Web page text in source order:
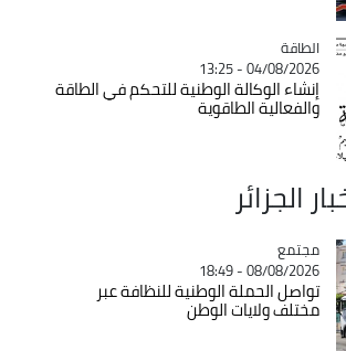
Catégorie
الطاقة
04/08/2026 - 13:25
إنشاء الوكالة الوطنية للتحكم في الطاقة
والفعالية الطاقوية
الجزائر
Catégorie
مجتمع
08/08/2026 - 18:49
تواصل الحملة الوطنية للنظافة عبر
مختلف ولايات الوطن